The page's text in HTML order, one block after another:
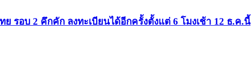
ย รอบ 2 คึกคัก ลงทะเบียนได้อีกครั้งตั้งแต่ 6 โมงเช้า 12 ธ.ค.นี้